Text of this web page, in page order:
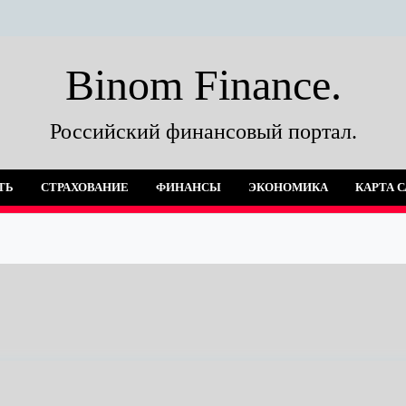
Binom Finance.
Российский финансовый портал.
СТРАХОВАНИЕ ФИНАНСЫ ЭКОНОМИКА